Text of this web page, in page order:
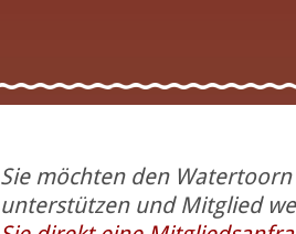
Sie möchten den
unterstützen und Mitglied